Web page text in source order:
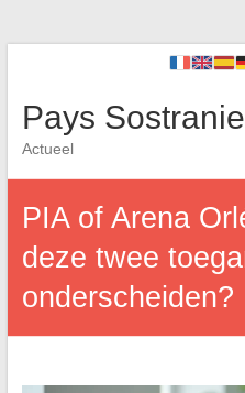
Pays
Actueel
PIA of Arena
deze twee
onderscheiden?